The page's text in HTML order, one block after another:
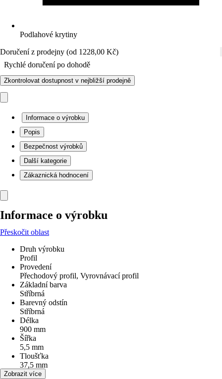
Podlahové krytiny
Doručení z prodejny (od 1228,00 Kč)
Rychlé doručení po dohodě
Zkontrolovat dostupnost v nejbližší prodejně
Informace o výrobku
Popis
Bezpečnost výrobků
Další kategorie
Zákaznická hodnocení
Informace o výrobku
Přeskočit oblast
Druh výrobku
Profil
Provedení
Přechodový profil, Vyrovnávací profil
Základní barva
Stříbrná
Barevný odstín
Stříbrná
Délka
900 mm
Šířka
5,5 mm
Tloušťka
37,5 mm
Výška
Zobrazit více